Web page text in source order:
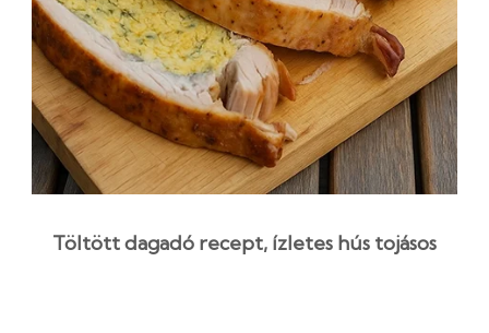
Töltött dagadó recept, ízletes hús tojásos